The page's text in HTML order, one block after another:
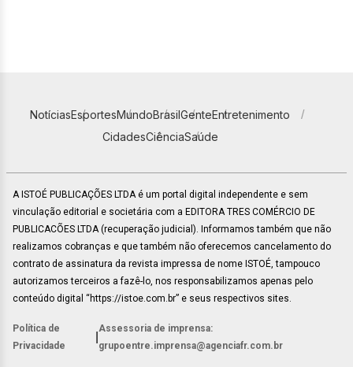
NotíciasEsportesMundoBrasilGenteEntretenimento
CidadesCiênciaSaúde
A ISTOÉ PUBLICAÇÕES LTDA é um portal digital independente e sem
vinculação editorial e societária com a EDITORA TRES COMÉRCIO DE
PUBLICACÕES LTDA (recuperação judicial). Informamos também que não
realizamos cobranças e que também não oferecemos cancelamento do
contrato de assinatura da revista impressa de nome ISTOÉ, tampouco
autorizamos terceiros a fazê-lo, nos responsabilizamos apenas pelo
conteúdo digital “https://istoe.com.br” e seus respectivos sites.
Política de
Privacidade
Assessoria de imprensa:
grupoentre.imprensa@agenciafr.com.br